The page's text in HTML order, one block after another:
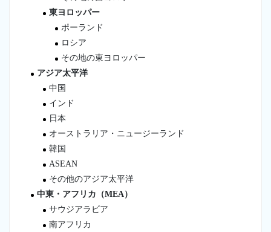
東ヨロッパー
ポーランド
ロシア
その地の東ヨロッパー
アジア太平洋
中国
インド
日本
オーストラリア・ニュージーランド
韓国
ASEAN
その他のアジア太平洋
中東・アフリカ（MEA）
サウジアラビア
南アフリカ